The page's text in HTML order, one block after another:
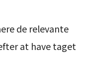
de relevante
at have taget